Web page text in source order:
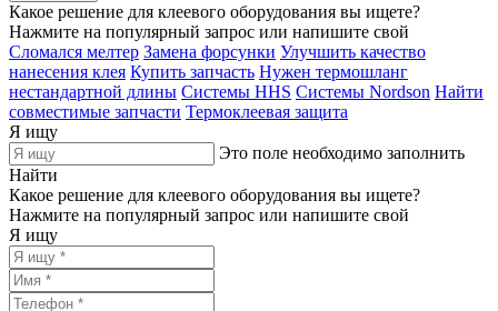
Какое решение для клеевого оборудования вы ищете?
Нажмите на популярный запрос или напишите свой
Сломался мелтер Замена форсунки Улучшить качество
нанесения клея Купить запчасть Нужен термошланг
нестандартной длины Системы HHS Системы Nordson Найти
совместимые запчасти Термоклеевая защита
Я ищу
Это поле необходимо заполнить
Найти
Какое решение для клеевого оборудования вы ищете?
Нажмите на популярный запрос или напишите свой
Я ищу